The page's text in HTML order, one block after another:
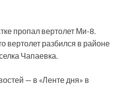
пропал вертолет Ми-8.
вертолет разбился в районе
Чапаевка.
— в «Ленте дня» в